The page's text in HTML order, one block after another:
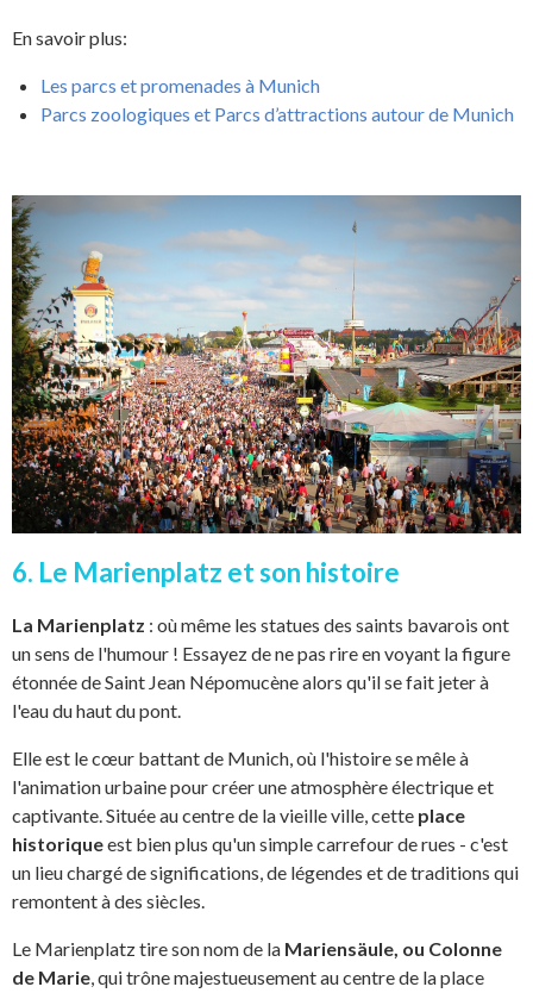
En savoir plus:
Les parcs et promenades à Munich
Parcs zoologiques et Parcs d’attractions autour de Munich
6. Le Marienplatz et son histoire
La Marienplatz : où même les statues des saints bavarois ont
un sens de l'humour ! Essayez de ne pas rire en voyant la figure
étonnée de Saint Jean Népomucène alors qu'il se fait jeter à
l'eau du haut du pont.
Elle est le cœur battant de Munich, où l'histoire se mêle à
l'animation urbaine pour créer une atmosphère électrique et
captivante. Située au centre de la vieille ville, cette place
historiqueest bien plus qu'un simple carrefour de rues - c'est
un lieu chargé de significations, de légendes et de traditions qui
remontent à des siècles.
Le Marienplatz tire son nom de la Mariensäule, ou Colonne
de Marie, qui trône majestueusement au centre de la place